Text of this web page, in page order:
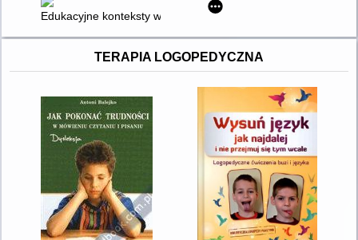
Edukacyjne konteksty współczesności - z myślą o przyszłości
TERAPIA LOGOPEDYCZNA